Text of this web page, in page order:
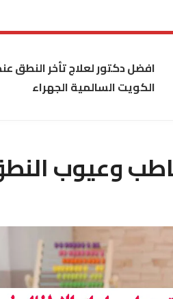
افضل دكتور لعلاج تأخر النطق
الكويت السالمية الجهراء
وعيوب